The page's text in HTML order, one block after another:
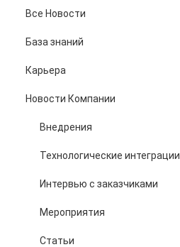
Все Новости
База знаний
Карьера
Новости Компании
Внедрения
Технологические интеграции
Интервью с заказчиками
Мероприятия
Статьи